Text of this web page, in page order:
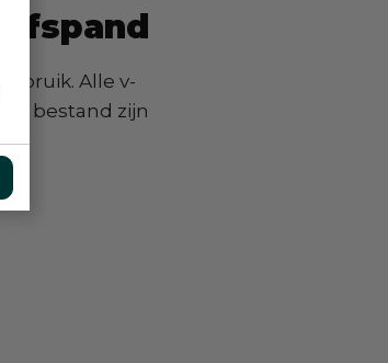
Alle v-
bestand zijn